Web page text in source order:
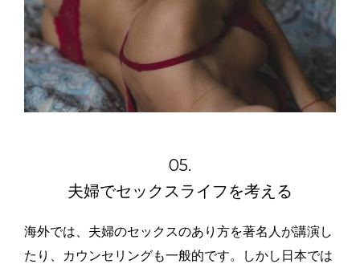
05.
夫婦でセックスライフを考える
海外では、夫婦のセックスのあり方を著名人が講演し
たり、カウンセリングも一般的です。しかし日本では